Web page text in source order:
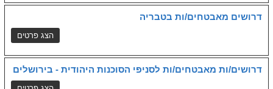
דרושים מאבטחים/ות בטבריה
דרושים/ות מאבטחים/ות לסניפי הסוכנות היהודית - בירושלים